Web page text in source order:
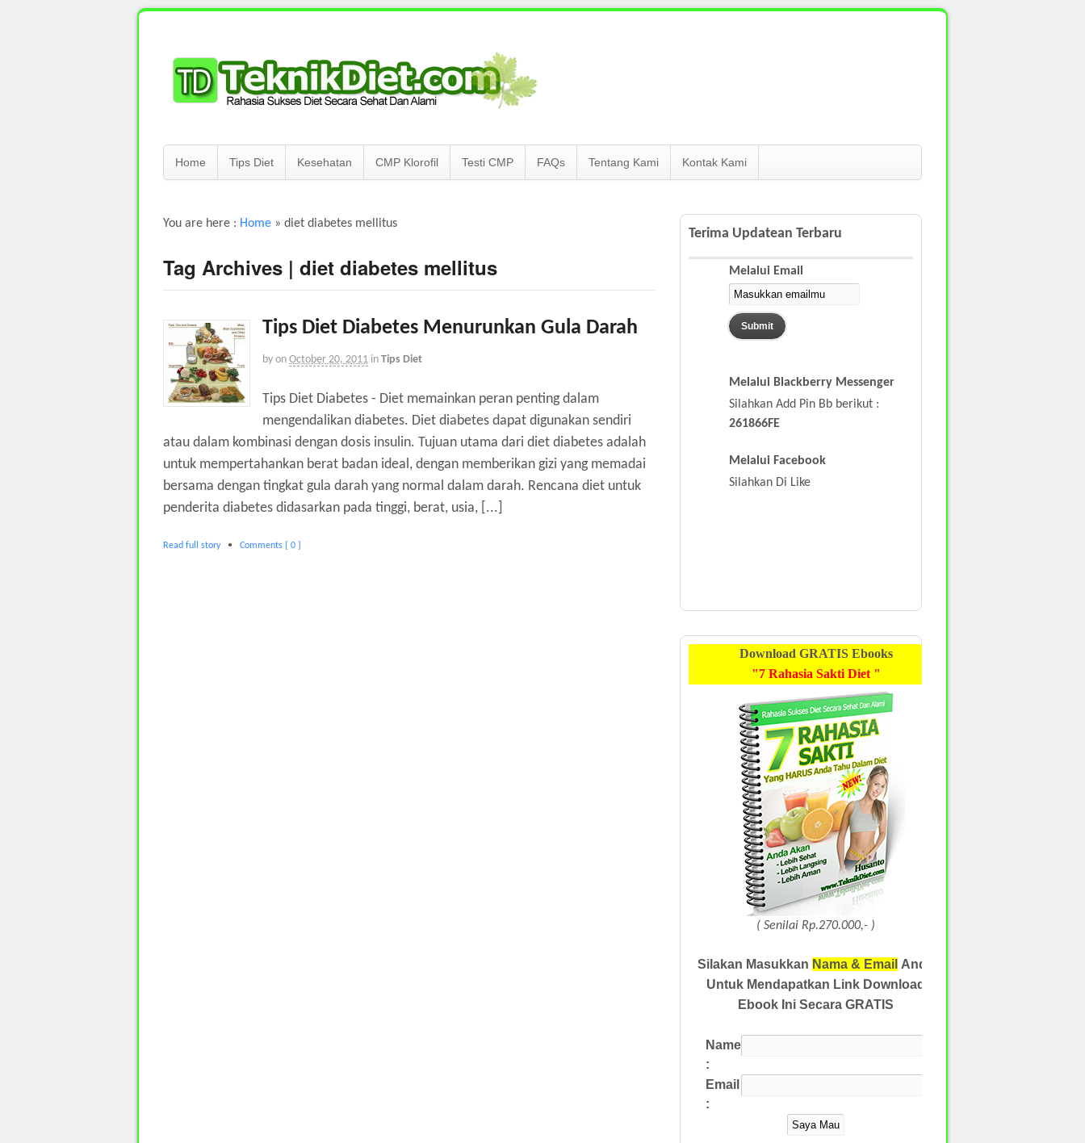
Home Tips Diet Kesehatan CMP Klorofil Testi CMP FAQs Tentang Kami Kontak Kami
You are here : Home » diet diabetes mellitus
Tag Archives | diet diabetes mellitus
Tips Diet Diabetes Menurunkan Gula Darah
by on October 20, 2011 in Tips Diet
Tips Diet Diabetes - Diet memainkan peran penting dalam
mengendalikan diabetes. Diet diabetes dapat digunakan sendiri
atau dalam kombinasi dengan dosis insulin. Tujuan utama dari diet diabetes adalah
untuk mempertahankan berat badan ideal, dengan memberikan gizi yang memadai
bersama dengan tingkat gula darah yang normal dalam darah. Rencana diet untuk
penderita diabetes didasarkan pada tinggi, berat, usia, [...]
Read full story • Comments { 0 }
Terima Updatean Terbaru
Melalui Email
Melalui Blackberry Messenger
Silahkan Add Pin Bb berikut :
261866FE
Melalui Facebook
Silahkan Di Like
Download GRATISEbooks
"7 Rahasia Sakti Diet "
( Senilai Rp.270.000,- )
Silakan Masukkan Nama & Email Anda
Untuk Mendapatkan Link Download
Ebook Ini Secara GRATIS
Name
:
Email
: